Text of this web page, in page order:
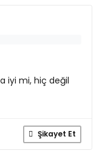
iyi mi, hiç değil
Şikayet Et